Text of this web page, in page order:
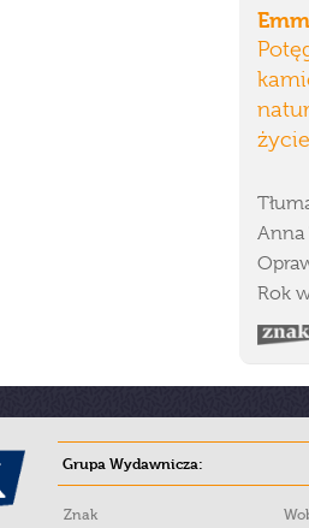
życie
Anna
Rok
Grupa Wydawnicza:
Znak